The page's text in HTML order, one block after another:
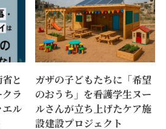
と
ラ
ル
ガザの子どもたちに「希望
のおうち」を――看護学生ヌー
ルさんが立ち上げたケア施
設建設プロジェクト